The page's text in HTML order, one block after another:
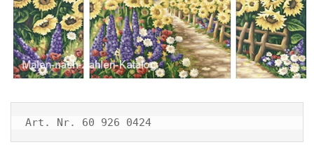
Art. Nr. 60 926 0424